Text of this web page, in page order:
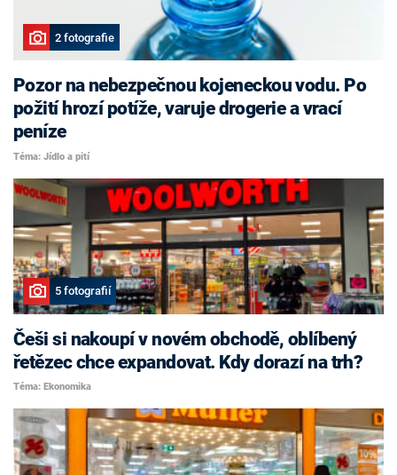
2 fotografie
Pozor na nebezpečnou kojeneckou vodu. Po
požití hrozí potíže, varuje drogerie a vrací
peníze
Téma: Jídlo a pití
5 fotografií
Češi si nakoupí v novém obchodě, oblíbený
řetězec chce expandovat. Kdy dorazí na trh?
Téma: Ekonomika